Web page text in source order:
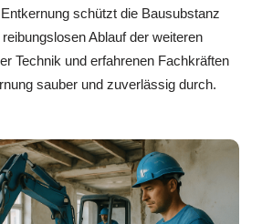
schützt die Bausubstanz
Ablauf der weiteren
Technik und erfahrenen Fachkräften
sauber und zuverlässig durch.